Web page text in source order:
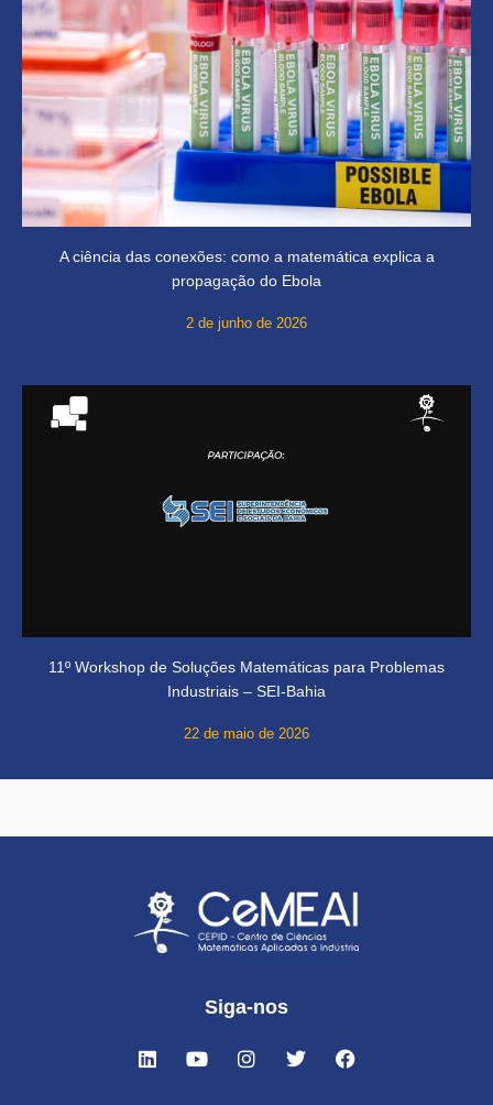
A ciência das conexões: como a matemática explica a
propagação do Ebola
2 de junho de 2026
11º Workshop de Soluções Matemáticas para Problemas
Industriais – SEI-Bahia
22 de maio de 2026
Siga-nos